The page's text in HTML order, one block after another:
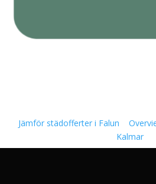
Jämför städofferter i Falun
Kalmar